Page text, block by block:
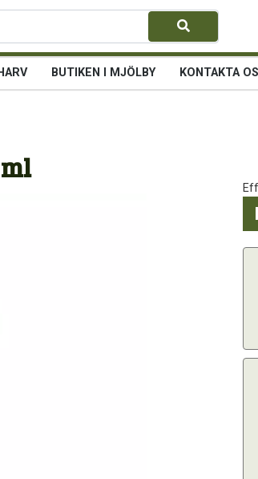
BUTIKEN I MJÖLBY KONTAKTA
Frost Shampoo 473 ml